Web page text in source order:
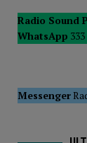
Radio Sound
WhatsApp
Messenger